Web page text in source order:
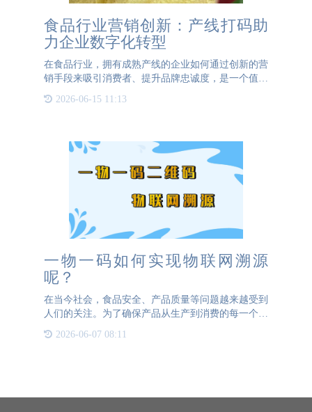
食品行业营销创新：产线打码助
力企业数字化转型
在食品行业，拥有成熟产线的企业如何通过创新的营
销手段来吸引消费者、提升品牌忠诚度，是一个值得
需要不断寻找新的突破口。本文将探讨如何通过在产
2026-06-15 11:13
一物一码如何实现物联网溯源
呢？
在当今社会，食品安全、产品质量等问题越来越受到
人们的关注。为了确保产品从生产到消费的每一个环
节都透明、可追溯，物联网溯源技术应运而生。其
中，“一物一码”是实现物联网溯源的重要手段。那
2026-06-07 08:11